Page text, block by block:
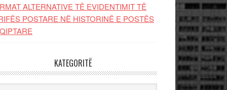
ALTERNATIVE TË EVIDENTIMIT TË
POSTARE NË HISTORINË E POSTËS
KATEGORITË